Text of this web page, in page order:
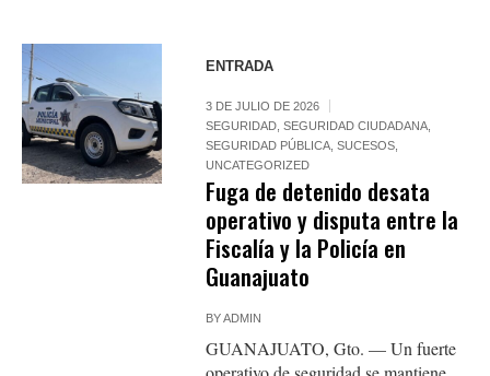
ENTRADA
3 DE JULIO DE 2026
SEGURIDAD ,SEGURIDAD CIUDADANA
SEGURIDAD PÚBLICA ,SUCESOS
UNCATEGORIZED
Fuga de detenido desata
operativo y disputa entre la
Fiscalía y la Policía en
Guanajuato
BYADMIN
GUANAJUATO, Gto. — Un fuerte